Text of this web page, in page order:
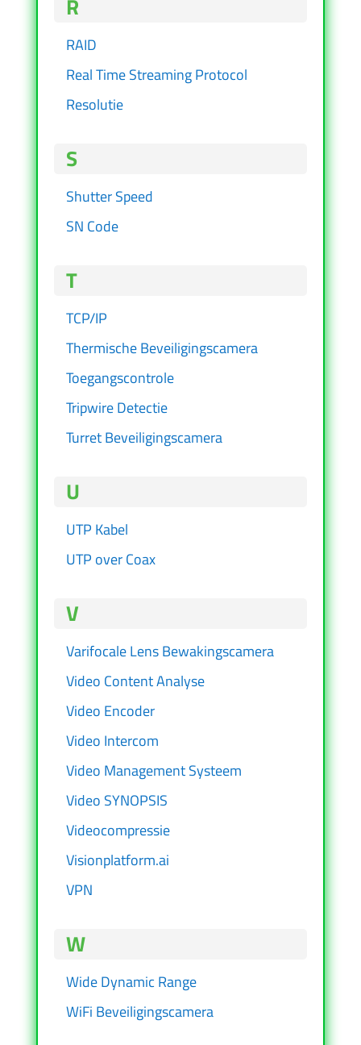
R
RAID
Real Time Streaming Protocol
Resolutie
S
Shutter Speed
SN Code
T
TCP/IP
Thermische Beveiligingscamera
Toegangscontrole
Tripwire Detectie
Turret Beveiligingscamera
U
UTP Kabel
UTP over Coax
V
Varifocale Lens Bewakingscamera
Video Content Analyse
Video Encoder
Video Intercom
Video Management Systeem
Video SYNOPSIS
Videocompressie
Visionplatform.ai
VPN
W
Wide Dynamic Range
WiFi Beveiligingscamera